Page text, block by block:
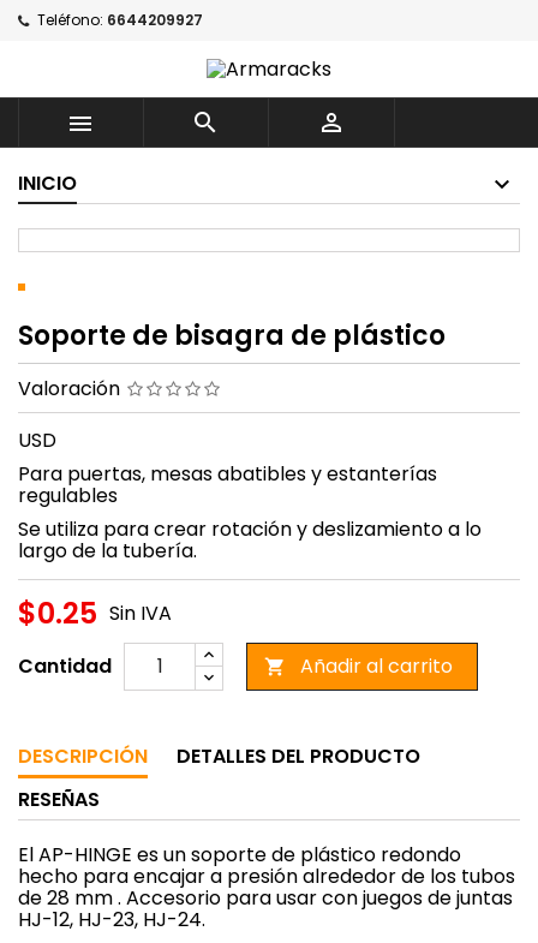
Teléfono: 6644209927
  
INICIO
Soporte de bisagra de plástico
Valoración
USD
Para puertas, mesas abatibles y estanterías
regulables
Se utiliza para crear rotación y deslizamiento a lo
largo de la tubería.
$0.25 Sin IVA
Cantidad
 Añadir al carrito
DESCRIPCIÓN
DETALLES DEL PRODUCTO
RESEÑAS
El AP-HINGE es un soporte de plástico redondo
hecho para encajar a presión alrededor de los tubos
de 28 mm . Accesorio para usar con juegos de juntas
HJ-12, HJ-23, HJ-24.